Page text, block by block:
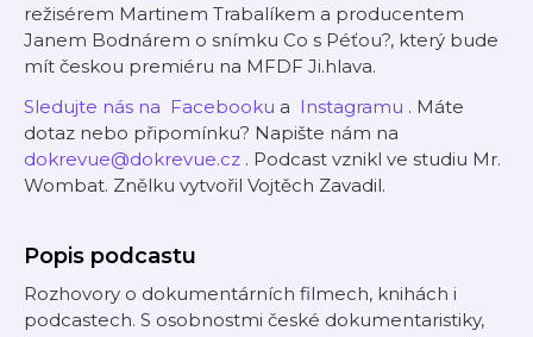
režisérem Martinem Trabalíkem a producentem
Janem Bodnárem o snímku Co s Péťou?, který bude
mít českou premiéru na MFDF Ji.hlava.
⁠Sledujte nás na ⁠⁠ ⁠Facebooku⁠ a ⁠ ⁠Instagramu⁠⁠ . Máte
dotaz nebo připomínku? Napište nám na ⁠⁠
⁠dokrevue@dokrevue.cz⁠⁠ . ⁠Podcast vznikl ve studiu Mr.
Wombat. Znělku vytvořil Vojtěch Zavadil.
Popis podcastu
Rozhovory o dokumentárních filmech, knihách i
podcastech. S osobnostmi české dokumentaristiky,